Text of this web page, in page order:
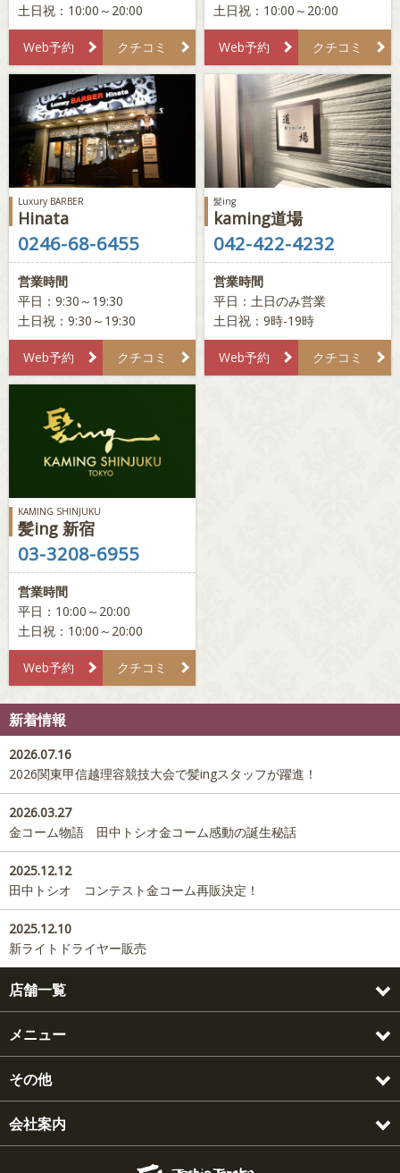
土日祝：10:00～20:00
Web予約 クチコミ
土日祝：10:00～20:00
Web予約 クチコミ
Luxury BARBER
Hinata
0246-68-6455
営業時間
平日：9:30～19:30
土日祝：9:30～19:30
Web予約 クチコミ
髪ing
kaming道場
042-422-4232
営業時間
平日：土日のみ営業
土日祝：9時-19時
Web予約 クチコミ
KAMING SHINJUKU
髪ing 新宿
03-3208-6955
営業時間
平日：10:00～20:00
土日祝：10:00～20:00
Web予約 クチコミ
新着情報
2026.07.16
2026関東甲信越理容競技大会で髪ingスタッフが躍進！
2026.03.27
金コーム物語 田中トシオ金コーム感動の誕生秘話
2025.12.12
田中トシオ コンテスト金コーム再販決定！
2025.12.10
新ライトドライヤー販売
店舗一覧
メニュー
その他
会社案内